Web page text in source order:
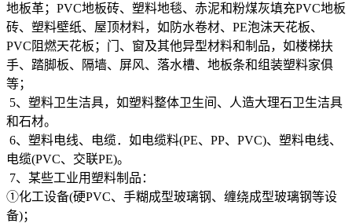
地板革；PVC地板砖、塑料地毯、赤泥和粉煤灰填充PVC地板
砖、塑料壁纸、屋顶材料，如防水卷材、PE泡沫天花板、
PVC阻燃天花板；门、窗及其他异型材料和制品，如楼梯扶
手、踏脚板、隔墙、屏风、落水槽、地板条和组装塑料家俱
等；
5、塑料卫生洁具，如塑料整体卫生间、人造大理石卫生洁具
和石材。
6、塑料电线、电缆．如电缆料(PE、PP、PVC)、塑料电线、
电缆(PVC、交联PE)。
7、某些工业用塑料制品：
①化工设备(硬PVC、手糊成型玻璃钢、缠绕成型玻璃钢等设
备)；